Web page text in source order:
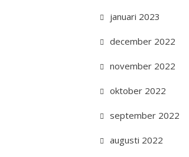
januari 2023
december 2022
november 2022
oktober 2022
september 2022
augusti 2022